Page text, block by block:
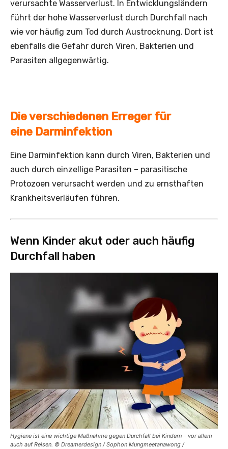
verursachte Wasserverlust. In Entwicklungsländern
führt der hohe Wasserverlust durch Durchfall nach
wie vor häufig zum Tod durch Austrocknung. Dort ist
ebenfalls die Gefahr durch Viren, Bakterien und
Parasiten allgegenwärtig.
Die verschiedenen Erreger für
eine Darminfektion
Eine Darminfektion kann durch Viren, Bakterien und
auch durch einzellige Parasiten – parasitische
Protozoen verursacht werden und zu ernsthaften
Krankheitsverläufen führen.
Wenn Kinder akut oder auch häufig
Durchfall haben
Hygiene ist eine wichtige Maßnahme gegen Durchfall bei Kindern – vor allem
auch auf Reisen. © Dreamerdesign / Sophon Mungmeetanawong /